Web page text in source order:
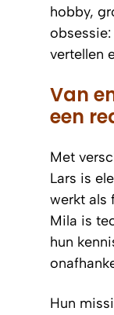
hobby,
vertellen
Van
een
Met
Lars is
werkt als
Mila is
hun
Hun